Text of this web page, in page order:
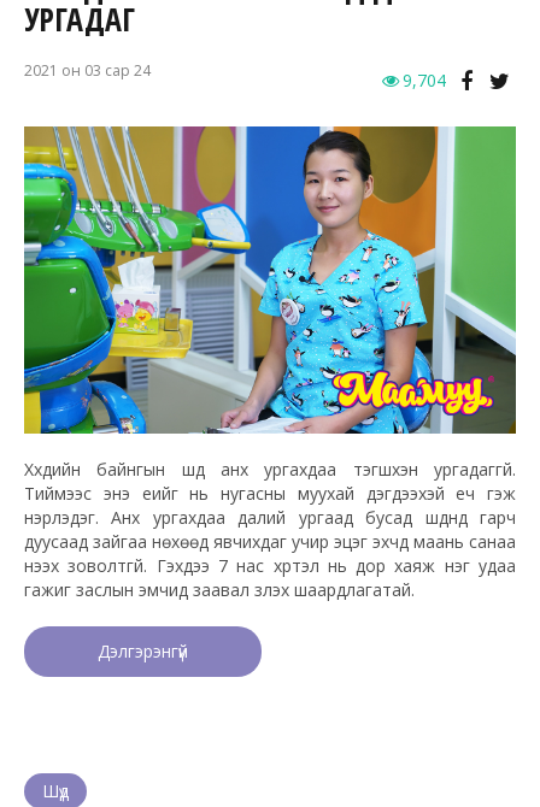
УРГАДАГ
2021 он 03 сар 24 9,704
Хүүхдийн байнгын шүд анх ургахдаа тэгшхэн ургадаггүй.
Тиймээс энэ үеийг нь нугасны муухай дэгдээхэй үеч гэж
нэрлэдэг. Анх ургахдаа далий ургаад бусад шүднүүд гарч
дуусаад зайгаа нөхөөд явчихдаг учир эцэг эхчүүд маань санаа
нээх зоволтгүй. Гэхдээ 7 нас хүртэл нь дор хаяж нэг удаа
гажиг заслын эмчид заавал үзүүлэх шаардлагатай.
Дэлгэрэнгүй
Шүд